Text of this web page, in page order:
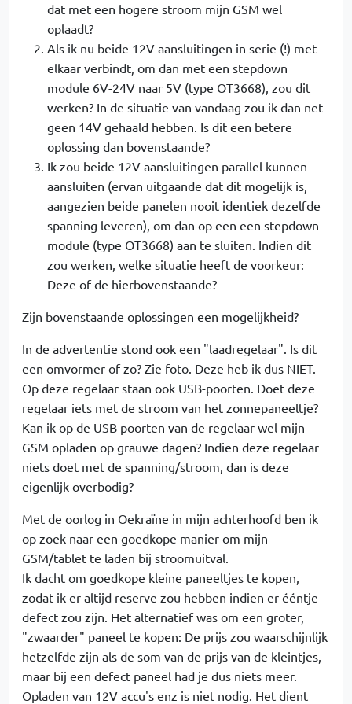
dat met een hogere stroom mijn GSM wel
oplaadt?
Als ik nu beide 12V aansluitingen in serie (!) met
elkaar verbindt, om dan met een stepdown
module 6V-24V naar 5V (type OT3668), zou dit
werken? In de situatie van vandaag zou ik dan net
geen 14V gehaald hebben. Is dit een betere
oplossing dan bovenstaande?
Ik zou beide 12V aansluitingen parallel kunnen
aansluiten (ervan uitgaande dat dit mogelijk is,
aangezien beide panelen nooit identiek dezelfde
spanning leveren), om dan op een een stepdown
module (type OT3668) aan te sluiten. Indien dit
zou werken, welke situatie heeft de voorkeur:
Deze of de hierbovenstaande?
Zijn bovenstaande oplossingen een mogelijkheid?
In de advertentie stond ook een "laadregelaar". Is dit
een omvormer of zo? Zie foto. Deze heb ik dus NIET.
Op deze regelaar staan ook USB-poorten. Doet deze
regelaar iets met de stroom van het zonnepaneeltje?
Kan ik op de USB poorten van de regelaar wel mijn
GSM opladen op grauwe dagen? Indien deze regelaar
niets doet met de spanning/stroom, dan is deze
eigenlijk overbodig?
Met de oorlog in Oekraïne in mijn achterhoofd ben ik
op zoek naar een goedkope manier om mijn
GSM/tablet te laden bij stroomuitval.
Ik dacht om goedkope kleine paneeltjes te kopen,
zodat ik er altijd reserve zou hebben indien er ééntje
defect zou zijn. Het alternatief was om een groter,
"zwaarder" paneel te kopen: De prijs zou waarschijnlijk
hetzelfde zijn als de som van de prijs van de kleintjes,
maar bij een defect paneel had je dus niets meer.
Opladen van 12V accu's enz is niet nodig. Het dient